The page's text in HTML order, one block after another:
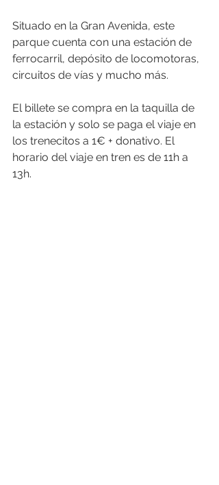
Situado en la Gran Avenida, este
parque cuenta con una estación de
ferrocarril, depósito de locomotoras,
circuitos de vías y mucho más.
El billete se compra en la taquilla de
la estación y solo se paga el viaje en
los trenecitos a 1€ + donativo. El
horario del viaje en tren es de 11h a
13h.